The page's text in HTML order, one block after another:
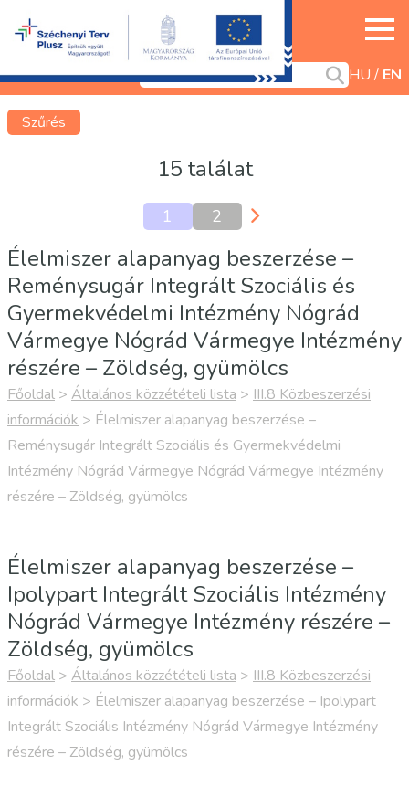
HU EN
Szűrés
15 találat
1 2
Élelmiszer alapanyag beszerzése –
Reménysugár Integrált Szociális és
Gyermekvédelmi Intézmény Nógrád
Vármegye Nógrád Vármegye Intézmény
részére – Zöldség, gyümölcs
Főoldal > Általános közzétételi lista > III.8 Közbeszerzési
információk > Élelmiszer alapanyag beszerzése –
Reménysugár Integrált Szociális és Gyermekvédelmi
Intézmény Nógrád Vármegye Nógrád Vármegye Intézmény
részére – Zöldség, gyümölcs
Élelmiszer alapanyag beszerzése –
Ipolypart Integrált Szociális Intézmény
Nógrád Vármegye Intézmény részére –
Zöldség, gyümölcs
Főoldal > Általános közzétételi lista > III.8 Közbeszerzési
információk > Élelmiszer alapanyag beszerzése – Ipolypart
Integrált Szociális Intézmény Nógrád Vármegye Intézmény
részére – Zöldség, gyümölcs